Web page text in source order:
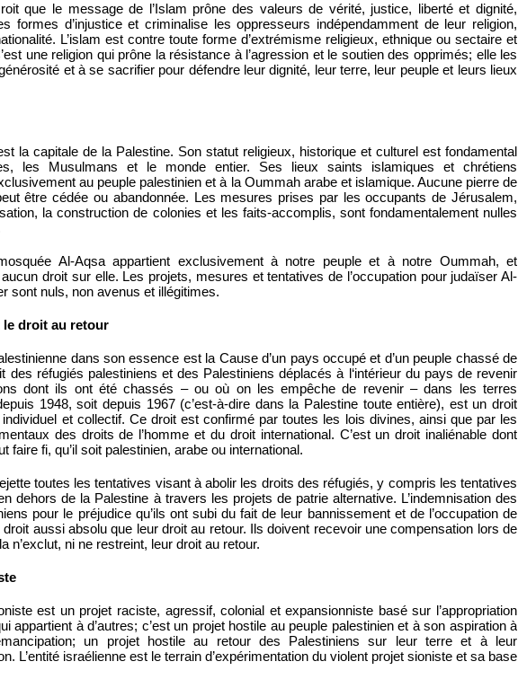
que le message de l’Islam prône des valeurs de vérité, justice, liberté et dignité,
formes d’injustice et criminalise les oppresseurs indépendamment de leur religion,
L’islam est contre toute forme d’extrémisme religieux, ethnique ou sectaire et
une religion qui prône la résistance à l’agression et le soutien des opprimés; elle les
et à se sacrifier pour défendre leur dignité, leur terre, leur peuple et leurs lieux
la capitale de la Palestine. Son statut religieux, historique et culturel est fondamental
les Musulmans et le monde entier. Ses lieux saints islamiques et chrétiens
au peuple palestinien et à la Oummah arabe et islamique. Aucune pierre de
être cédée ou abandonnée. Les mesures prises par les occupants de Jérusalem,
la construction de colonies et les faits-accomplis, sont fondamentalement nulles
Al-Aqsa appartient exclusivement à notre peuple et à notre Oummah, et
aucun droit sur elle. Les projets, mesures et tentatives de l’occupation pour judaïser Al-
sont nuls, non avenus et illégitimes.
le droit au retour
dans son essence est la Cause d’un pays occupé et d’un peuple chassé de
des réfugiés palestiniens et des Palestiniens déplacés à l‘intérieur du pays de revenir
dont ils ont été chassés – ou où on les empêche de revenir – dans les terres
1948, soit depuis 1967 (c’est-à-dire dans la Palestine toute entière), est un droit
et collectif. Ce droit est confirmé par toutes les lois divines, ainsi que par les
des droits de l’homme et du droit international. C’est un droit inaliénable dont
faire fi, qu’il soit palestinien, arabe ou international.
toutes les tentatives visant à abolir les droits des réfugiés, y compris les tentatives
dehors de la Palestine à travers les projets de patrie alternative. L’indemnisation des
pour le préjudice qu’ils ont subi du fait de leur bannissement et de l’occupation de
aussi absolu que leur droit au retour. Ils doivent recevoir une compensation lors de
n’exclut, ni ne restreint, leur droit au retour.
est un projet raciste, agressif, colonial et expansionniste basé sur l’appropriation
appartient à d’autres; c’est un projet hostile au peuple palestinien et à son aspiration à
un projet hostile au retour des Palestiniens sur leur terre et à leur
L’entité israélienne est le terrain d’expérimentation du violent projet sioniste et sa base